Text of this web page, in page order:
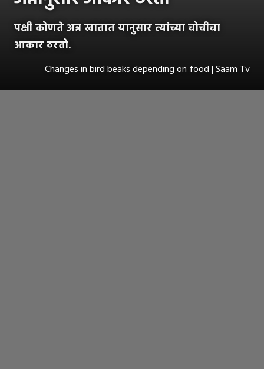
पक्षी कोणते अन्न खातात यानुसार त्यांच्या चोचीचा
आकार ठरतो.
Changes in bird beaks depending on food | Saam Tv